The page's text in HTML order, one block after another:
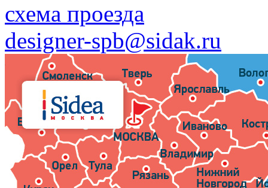
схема проезда
designer-spb@sidak.ru